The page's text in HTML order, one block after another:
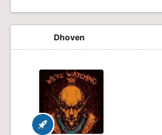
Dhoven